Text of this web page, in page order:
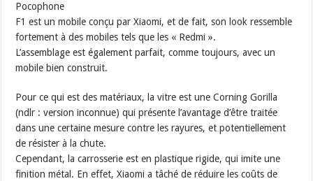
Pocophone
F1 est un mobile conçu par Xiaomi, et de fait, son look ressemble
fortement à des mobiles tels que les « Redmi ».
L’assemblage est également parfait, comme toujours, avec un
mobile bien construit.
Pour ce qui est des matériaux, la vitre est une Corning Gorilla
(ndlr : version inconnue) qui présente l’avantage d’être traitée
dans une certaine mesure contre les rayures, et potentiellement
de résister à la chute.
Cependant, la carrosserie est en plastique rigide, qui imite une
finition métal. En effet, Xiaomi a tâché de réduire les coûts de